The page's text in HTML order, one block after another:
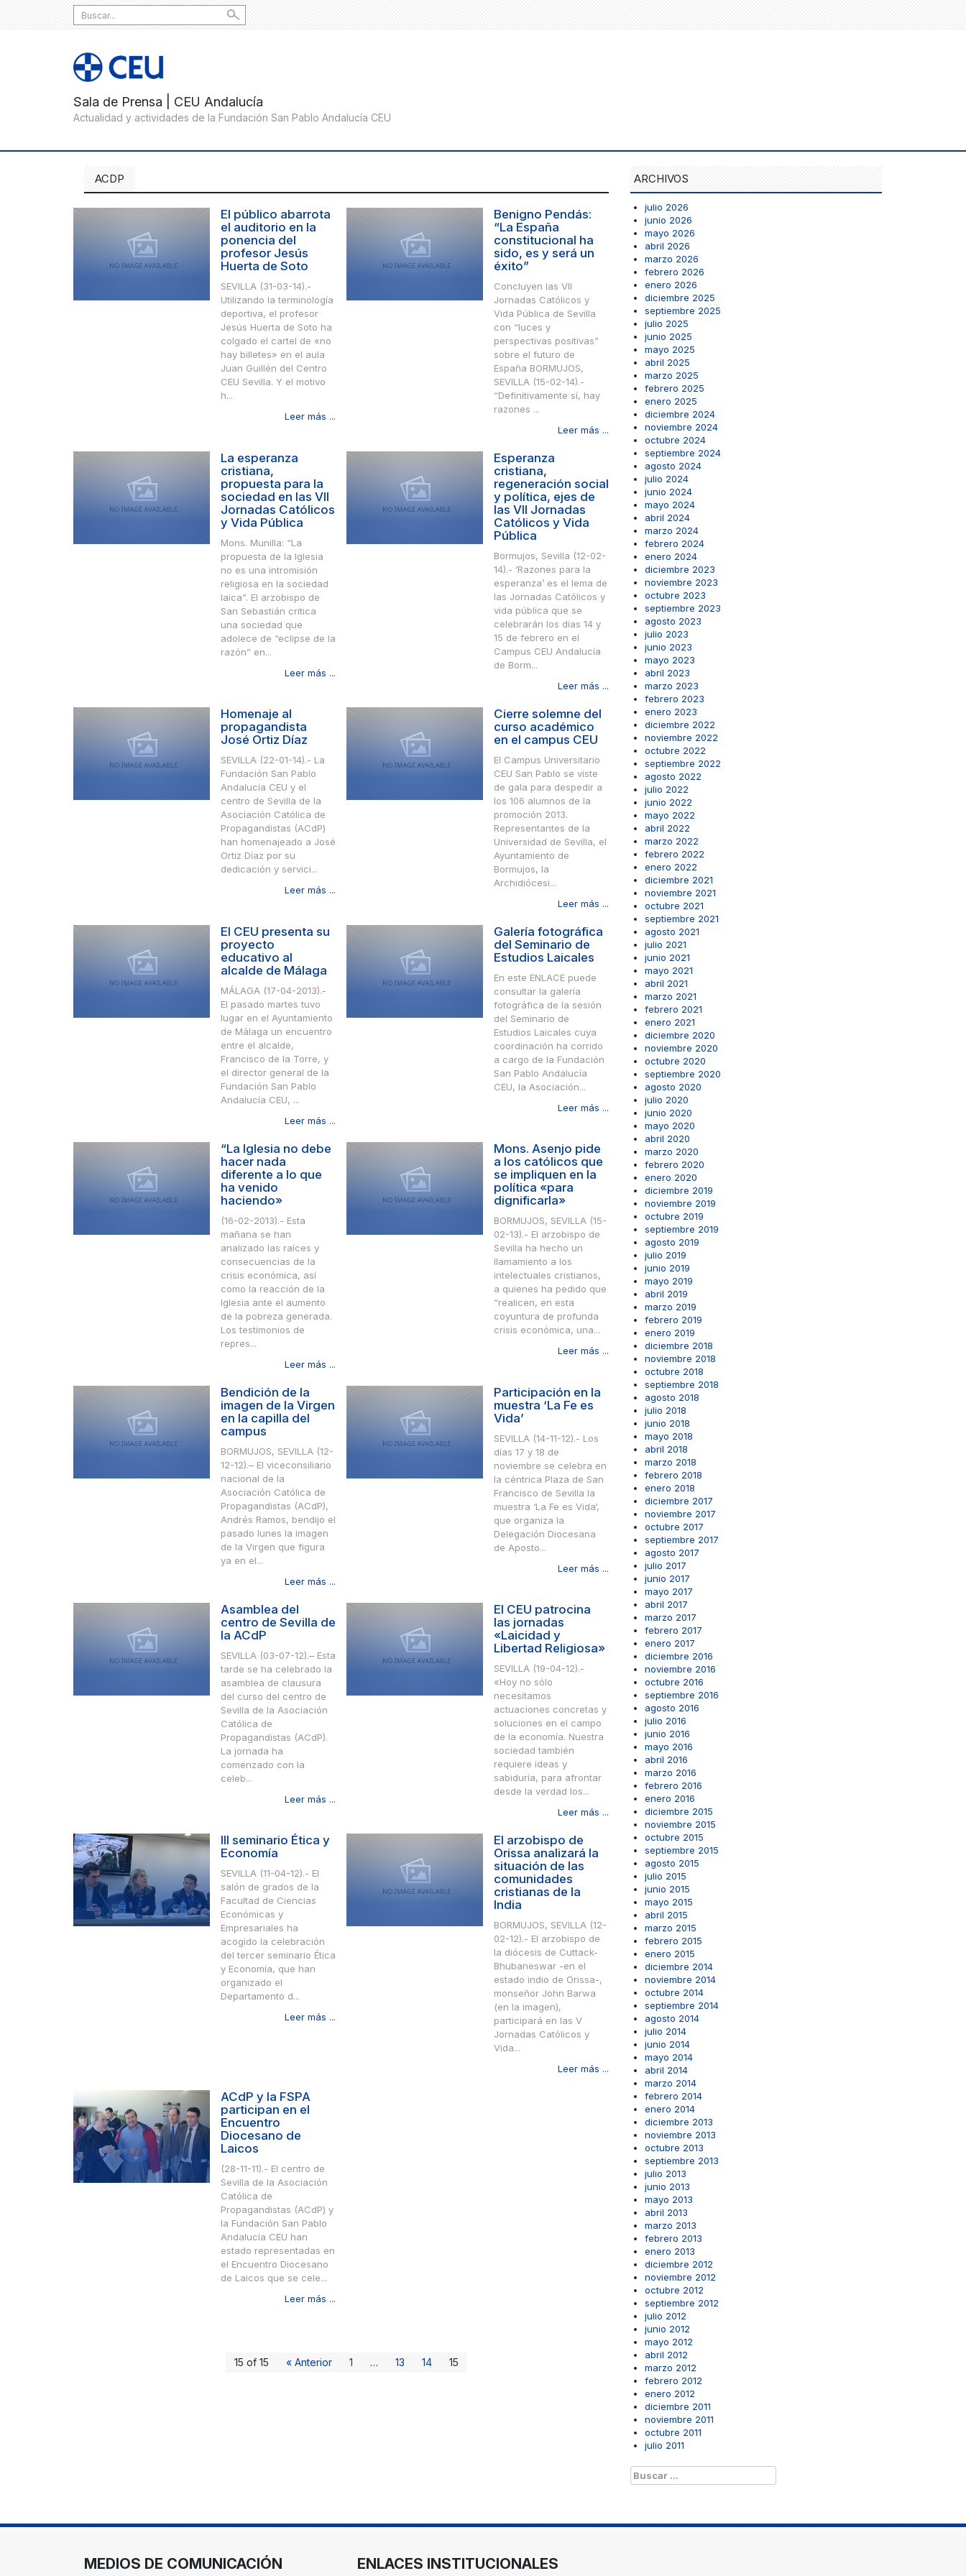
Search
for:
ACDP
El público abarrota
el auditorio en la
ponencia del
profesor Jesús
Huerta de Soto
SEVILLA (31-03-14).-
Utilizando la terminología
deportiva, el profesor
Jesús Huerta de Soto ha
colgado el cartel de «no
hay billetes» en el aula
Juan Guillén del Centro
CEU Sevilla. Y el motivo
h...
Leer más ...
Benigno Pendás:
“La España
constitucional ha
sido, es y será un
éxito”
Concluyen las VII
Jornadas Católicos y
Vida Pública de Sevilla
con “luces y
perspectivas positivas”
sobre el futuro de
España BORMUJOS,
SEVILLA (15-02-14).-
“Definitivamente sí, hay
razones ...
Leer más ...
La esperanza
cristiana,
propuesta para la
sociedad en las VII
Jornadas Católicos
y Vida Pública
Mons. Munilla: “La
propuesta de la Iglesia
no es una intromisión
religiosa en la sociedad
laica”. El arzobispo de
San Sebastián critica
una sociedad que
adolece de “eclipse de la
razón” en...
Leer más ...
Esperanza
cristiana,
regeneración social
y política, ejes de
las VII Jornadas
Católicos y Vida
Pública
Bormujos, Sevilla (12-02-
14).- ‘Razones para la
esperanza’ es el lema de
las Jornadas Católicos y
vida pública que se
celebrarán los días 14 y
15 de febrero en el
Campus CEU Andalucía
de Borm...
Leer más ...
Homenaje al
propagandista
José Ortiz Díaz
SEVILLA (22-01-14).- La
Fundación San Pablo
Andalucía CEU y el
centro de Sevilla de la
Asociación Católica de
Propagandistas (ACdP)
han homenajeado a José
Ortiz Díaz por su
dedicación y servici...
Leer más ...
Cierre solemne del
curso académico
en el campus CEU
El Campus Universitario
CEU San Pablo se viste
de gala para despedir a
los 106 alumnos de la
promoción 2013.
Representantes de la
Universidad de Sevilla, el
Ayuntamiento de
Bormujos, la
Archidiócesi...
Leer más ...
El CEU presenta su
proyecto
educativo al
alcalde de Málaga
MÁLAGA (17-04-2013).-
El pasado martes tuvo
lugar en el Ayuntamiento
de Málaga un encuentro
entre el alcalde,
Francisco de la Torre, y
el director general de la
Fundación San Pablo
Andalucía CEU, ...
Leer más ...
Galería fotográfica
del Seminario de
Estudios Laicales
En este ENLACE puede
consultar la galería
fotográfica de la sesión
del Seminario de
Estudios Laicales cuya
coordinación ha corrido
a cargo de la Fundación
San Pablo Andalucía
CEU, la Asociación...
Leer más ...
“La Iglesia no debe
hacer nada
diferente a lo que
ha venido
haciendo»
(16-02-2013).- Esta
mañana se han
analizado las raíces y
consecuencias de la
crisis económica, así
como la reacción de la
Iglesia ante el aumento
de la pobreza generada.
Los testimonios de
repres...
Leer más ...
Mons. Asenjo pide
a los católicos que
se impliquen en la
política «para
dignificarla»
BORMUJOS, SEVILLA (15-
02-13).- El arzobispo de
Sevilla ha hecho un
llamamiento a los
intelectuales cristianos,
a quienes ha pedido que
“realicen, en esta
coyuntura de profunda
crisis económica, una...
Leer más ...
Bendición de la
imagen de la Virgen
en la capilla del
campus
BORMUJOS, SEVILLA (12-
12-12).– El viceconsiliario
nacional de la
Asociación Católica de
Propagandistas (ACdP),
Andrés Ramos, bendijo el
pasado lunes la imagen
de la Virgen que figura
ya en el...
Leer más ...
Participación en la
muestra ‘La Fe es
Vida’
SEVILLA (14-11-12).- Los
días 17 y 18 de
noviembre se celebra en
la céntrica Plaza de San
Francisco de Sevilla la
muestra ‘La Fe es Vida‘,
que organiza la
Delegación Diocesana
de Aposto...
Leer más ...
Asamblea del
centro de Sevilla de
la ACdP
SEVILLA (03-07-12).– Esta
tarde se ha celebrado la
asamblea de clausura
del curso del centro de
Sevilla de la Asociación
Católica de
Propagandistas (ACdP).
La jornada ha
comenzado con la
celeb...
Leer más ...
El CEU patrocina
las jornadas
«Laicidad y
Libertad Religiosa»
SEVILLA (19-04-12).-
«Hoy no sólo
necesitamos
actuaciones concretas y
soluciones en el campo
de la economía. Nuestra
sociedad también
requiere ideas y
sabiduría, para afrontar
desde la verdad los...
Leer más ...
III seminario Ética y
Economía
SEVILLA (11-04-12).- El
salón de grados de la
Facultad de Ciencias
Económicas y
Empresariales ha
acogido la celebración
del tercer seminario Ética
y Economía, que han
organizado el
Departamento d...
Leer más ...
El arzobispo de
Orissa analizará la
situación de las
comunidades
cristianas de la
India
BORMUJOS, SEVILLA (12-
02-12).- El arzobispo de
la diócesis de Cuttack-
Bhubaneswar -en el
estado indio de Orissa-,
monseñor John Barwa
(en la imagen),
participará en las V
Jornadas Católicos y
Vida...
Leer más ...
ACdP y la FSPA
participan en el
Encuentro
Diocesano de
Laicos
(28-11-11).- El centro de
Sevilla de la Asociación
Católica de
Propagandistas (ACdP) y
la Fundación San Pablo
Andalucía CEU han
estado representadas en
el Encuentro Diocesano
de Laicos que se cele...
Leer más ...
15 of 15 « Anterior 1 … 13 14 15
ARCHIVOS
julio 2026
junio 2026
mayo 2026
abril 2026
marzo 2026
febrero 2026
enero 2026
diciembre 2025
septiembre 2025
julio 2025
junio 2025
mayo 2025
abril 2025
marzo 2025
febrero 2025
enero 2025
diciembre 2024
noviembre 2024
octubre 2024
septiembre 2024
agosto 2024
julio 2024
junio 2024
mayo 2024
abril 2024
marzo 2024
febrero 2024
enero 2024
diciembre 2023
noviembre 2023
octubre 2023
septiembre 2023
agosto 2023
julio 2023
junio 2023
mayo 2023
abril 2023
marzo 2023
febrero 2023
enero 2023
diciembre 2022
noviembre 2022
octubre 2022
septiembre 2022
agosto 2022
julio 2022
junio 2022
mayo 2022
abril 2022
marzo 2022
febrero 2022
enero 2022
diciembre 2021
noviembre 2021
octubre 2021
septiembre 2021
agosto 2021
julio 2021
junio 2021
mayo 2021
abril 2021
marzo 2021
febrero 2021
enero 2021
diciembre 2020
noviembre 2020
octubre 2020
septiembre 2020
agosto 2020
julio 2020
junio 2020
mayo 2020
abril 2020
marzo 2020
febrero 2020
enero 2020
diciembre 2019
noviembre 2019
octubre 2019
septiembre 2019
agosto 2019
julio 2019
junio 2019
mayo 2019
abril 2019
marzo 2019
febrero 2019
enero 2019
diciembre 2018
noviembre 2018
octubre 2018
septiembre 2018
agosto 2018
julio 2018
junio 2018
mayo 2018
abril 2018
marzo 2018
febrero 2018
enero 2018
diciembre 2017
noviembre 2017
octubre 2017
septiembre 2017
agosto 2017
julio 2017
junio 2017
mayo 2017
abril 2017
marzo 2017
febrero 2017
enero 2017
diciembre 2016
noviembre 2016
octubre 2016
septiembre 2016
agosto 2016
julio 2016
junio 2016
mayo 2016
abril 2016
marzo 2016
febrero 2016
enero 2016
diciembre 2015
noviembre 2015
octubre 2015
septiembre 2015
agosto 2015
julio 2015
junio 2015
mayo 2015
abril 2015
marzo 2015
febrero 2015
enero 2015
diciembre 2014
noviembre 2014
octubre 2014
septiembre 2014
agosto 2014
julio 2014
junio 2014
mayo 2014
abril 2014
marzo 2014
febrero 2014
enero 2014
diciembre 2013
noviembre 2013
octubre 2013
septiembre 2013
julio 2013
junio 2013
mayo 2013
abril 2013
marzo 2013
febrero 2013
enero 2013
diciembre 2012
noviembre 2012
octubre 2012
septiembre 2012
julio 2012
junio 2012
mayo 2012
abril 2012
marzo 2012
febrero 2012
enero 2012
diciembre 2011
noviembre 2011
octubre 2011
julio 2011
Buscar:
MEDIOS DE COMUNICACIÓN ENLACES INSTITUCIONALES